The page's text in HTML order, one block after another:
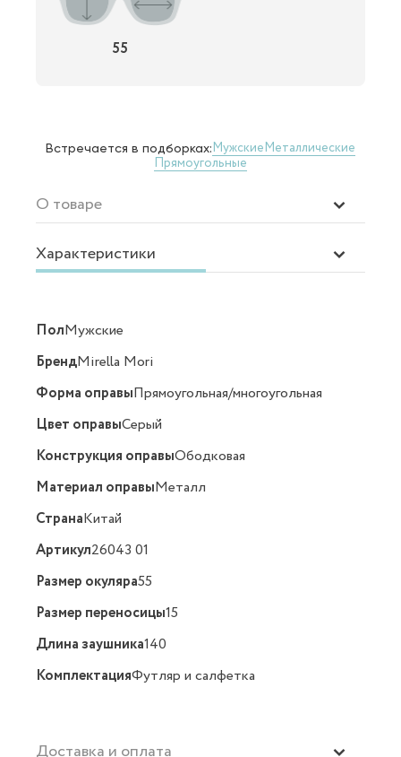
55
Встречается в подборках:МужскиеМеталлические
Прямоугольные
О товаре
Характеристики
ПолМужские
БрендMirella Mori
Форма оправыПрямоугольная/многоугольная
Цвет оправыСерый
Конструкция оправыОбодковая
Материал оправыМеталл
СтранаКитай
Артикул26043 01
Размер окуляра55
Размер переносицы15
Длина заушника140
КомплектацияФутляр и салфетка
Доставка и оплата